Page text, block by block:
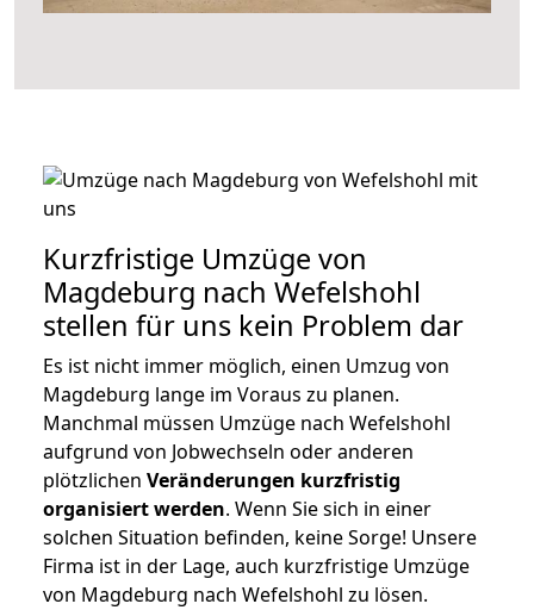
Kurzfristige Umzüge von
Magdeburg nach Wefelshohl
stellen für uns kein Problem dar
Es ist nicht immer möglich, einen Umzug von
Magdeburg lange im Voraus zu planen.
Manchmal müssen Umzüge nach Wefelshohl
aufgrund von Jobwechseln oder anderen
plötzlichen Veränderungen kurzfristig
organisiert werden. Wenn Sie sich in einer
solchen Situation befinden, keine Sorge! Unsere
Firma ist in der Lage, auch kurzfristige Umzüge
von Magdeburg nach Wefelshohl zu lösen.